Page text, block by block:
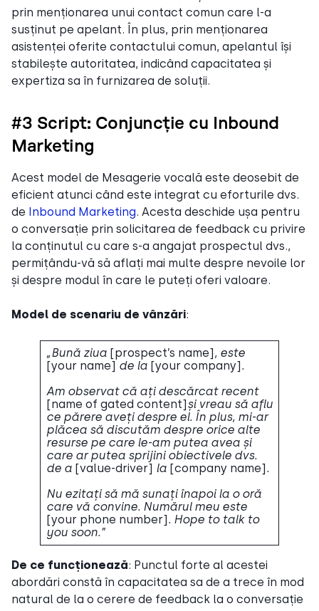
prin menționarea unui contact comun care l-a
susținut pe apelant. În plus, prin menționarea
asistenței oferite contactului comun, apelantul își
stabilește autoritatea, indicând capacitatea și
expertiza sa în furnizarea de soluții.
#3 Script: Conjuncție cu Inbound
Marketing
Acest model de Mesagerie vocală este deosebit de
eficient atunci când este integrat cu eforturile dvs.
de Inbound Marketing. Acesta deschide ușa pentru
o conversație prin solicitarea de feedback cu privire
la conținutul cu care s-a angajat prospectul dvs.,
permițându-vă să aflați mai multe despre nevoile lor
și despre modul în care le puteți oferi valoare.
Model de scenariu de vânzări:
„Bună ziua [prospect’s name], este
[your name] de la [your company].
Am observat că ați descărcat recent
[name of gated content]și vreau să aflu
ce părere aveți despre el. În plus, mi-ar
plăcea să discutăm despre orice alte
resurse pe care le-am putea avea și
care ar putea sprijini obiectivele dvs.
de a [value-driver] la [company name].
Nu ezitați să mă sunați înapoi la o oră
care vă convine. Numărul meu este
[your phone number]. Hope to talk to
you soon.”
De ce funcționează: Punctul forte al acestei
abordări constă în capacitatea sa de a trece în mod
natural de la o cerere de feedback la o conversație